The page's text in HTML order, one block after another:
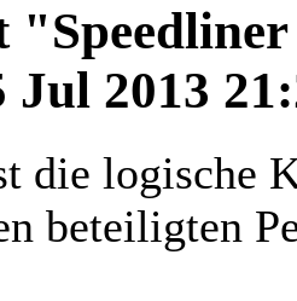
Jul 2013
die logische
beteiligten